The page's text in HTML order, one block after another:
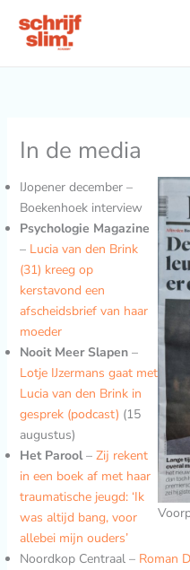
naar
In de media
IJopener december –
Boekenhoek interview
Psychologie Magazine
– Lucia van den Brink
(31) kreeg op
kerstavond een
afscheidsbrief van haar
moeder
Nooit Meer Slapen–
Lotje IJzermans gaat met
Lucia van den Brink in
gesprek (podcast) (15
augustus)
Het Parool– Zij rekent
in een boek af met haar
traumatische jeugd: ‘Ik
was altijd bang, voor
allebei mijn ouders’
Noordkop Centraal – Roman